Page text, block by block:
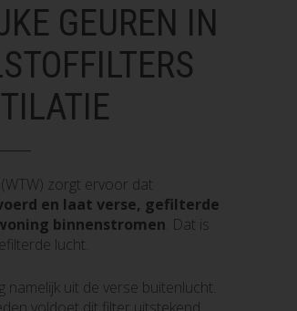
GEUREN IN
zorgt ervoor dat
en laat verse, gefilterde
binnenstromen . Dat is
lucht.
namelijk uit de verse buitenlucht.